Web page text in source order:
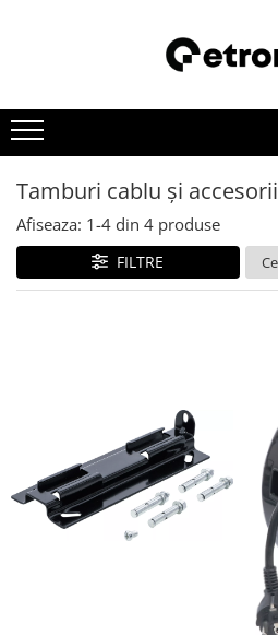
Tamburi cablu şi accesorii
Afiseaza: 1-4 din 4 produse
FILTRE